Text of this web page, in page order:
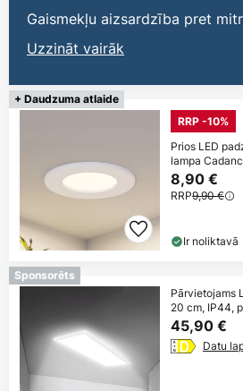
Gaismekļu aizsardzība pret
Uzzināt vairāk
+ Daudzuma atlaide
RRP -10%
Prios LED
lampa
8,90 €
RRP9,90 €
Ir noliktavā
Sponsorēts
Pārvietojams
20 cm, IP44,
45,90 €
Datu